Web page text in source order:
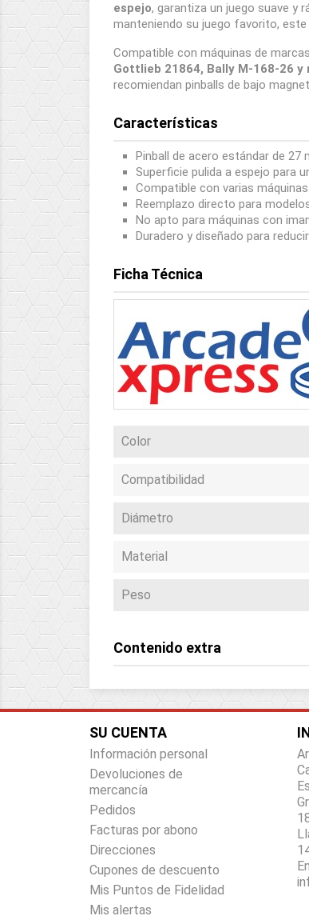
espejo, garantiza un juego suave y
manteniendo su juego favorito, este
Compatible con máquinas de
Gottlieb 21864, Bally M-168-26 y
recomiendan pinballs de bajo
Características
Pinball de acero estándar de 27
Superficie pulida a espejo para
Compatible con varias
Reemplazo directo para
No apto para máquinas con
Duradero y diseñado para
Ficha Técnica
Color
Compatibilidad
Diámetro
Material
Peso
Contenido extra
SU CUENTA
Información personal
Devoluciones de
mercancía
Pedidos
Facturas por abono
Direcciones
Cupones de descuento
Mis Puntos de Fidelidad
Mis alertas